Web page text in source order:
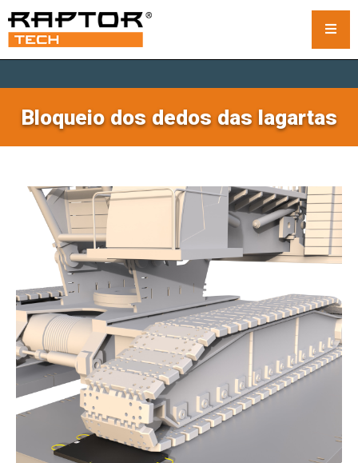
Tapetes de aço para gruas
Tapetes padrão
Tapetes para guindastes sobre esteiras
Aluguer de tapetes para gruas
Sistema Rack and Stack
Almofadas de estabilizadores
Almofadas padrão para estabilizadores
Almofadas Outrigger Premium
Almofadas para estabilizadores Area Plus
Bloqueio dos dedos das lagartas